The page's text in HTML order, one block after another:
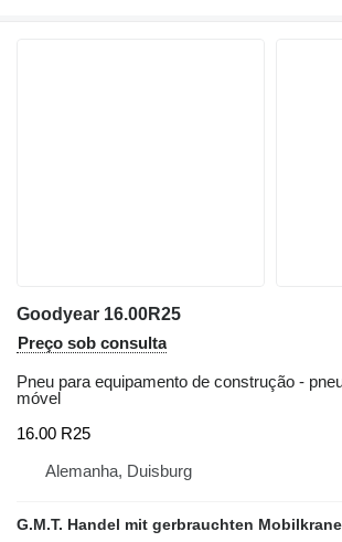
Goodyear 16.00R25
Preço sob consulta
Pneu para equipamento de construção -
móvel
16.00 R25
Alemanha, Duisburg